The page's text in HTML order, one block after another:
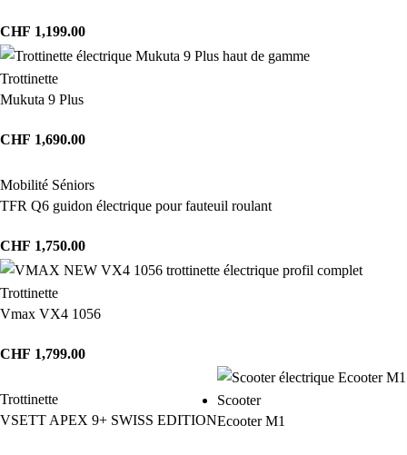
CHF 1,199.00
Trottinette
Mukuta 9 Plus
CHF 1,690.00
Mobilité Séniors
TFR Q6 guidon électrique pour fauteuil roulant
CHF 1,750.00
Trottinette
Vmax VX4 1056
CHF 1,799.00
Trottinette
VSETT APEX 9+ SWISS EDITION
Scooter
Ecooter M1